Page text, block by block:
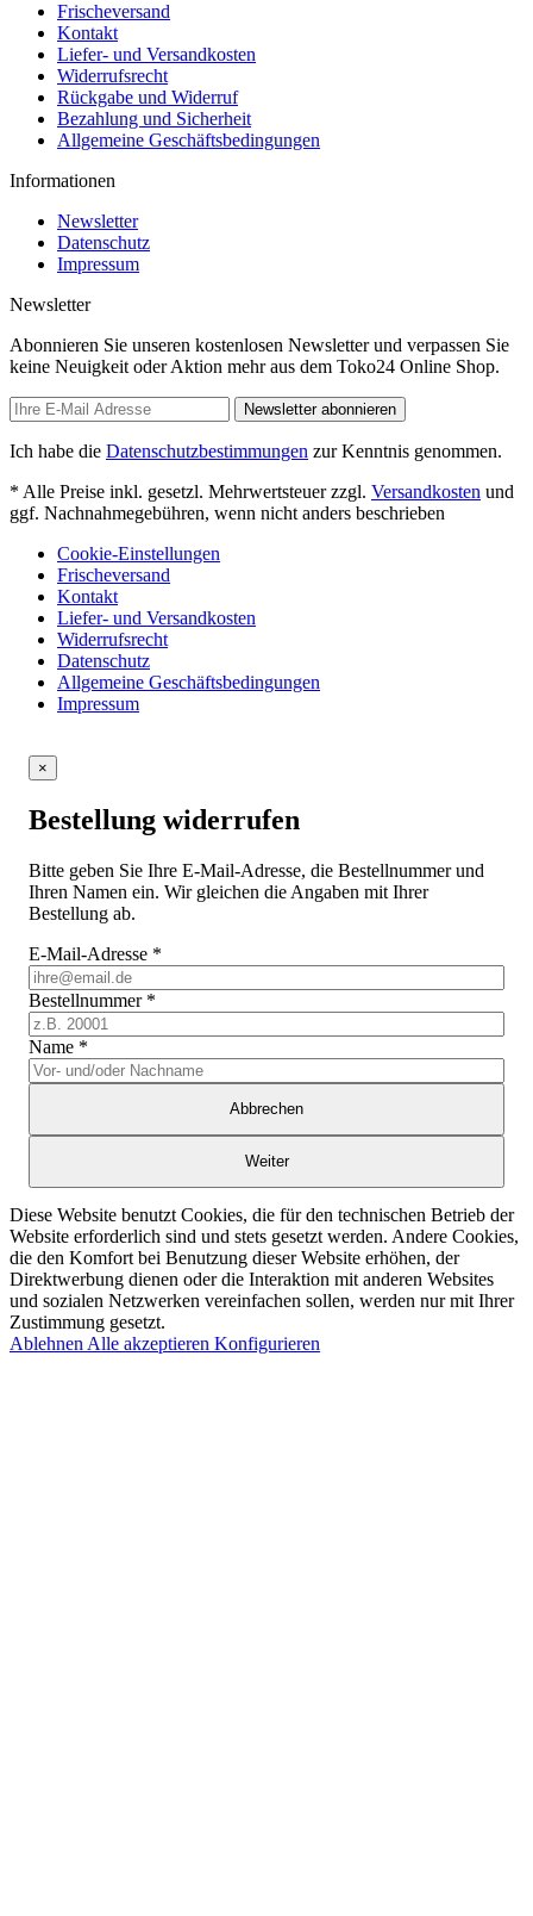
Frischeversand
Kontakt
Liefer- und Versandkosten
Widerrufsrecht
Rückgabe und Widerruf
Bezahlung und Sicherheit
Allgemeine Geschäftsbedingungen
Informationen
Newsletter
Datenschutz
Impressum
Newsletter
Abonnieren Sie unseren kostenlosen Newsletter und verpassen Sie
keine Neuigkeit oder Aktion mehr aus dem Toko24 Online Shop.
Newsletter abonnieren
Ich habe die Datenschutzbestimmungen zur Kenntnis genommen.
* Alle Preise inkl. gesetzl. Mehrwertsteuer zzgl. Versandkosten und
ggf. Nachnahmegebühren, wenn nicht anders beschrieben
Cookie-Einstellungen
Frischeversand
Kontakt
Liefer- und Versandkosten
Widerrufsrecht
Datenschutz
Allgemeine Geschäftsbedingungen
Impressum
×
Bestellung widerrufen
Bitte geben Sie Ihre E-Mail-Adresse, die Bestellnummer und
Ihren Namen ein. Wir gleichen die Angaben mit Ihrer
Bestellung ab.
E-Mail-Adresse *
Bestellnummer *
Name *
Abbrechen
Weiter
Diese Website benutzt Cookies, die für den technischen Betrieb der
Website erforderlich sind und stets gesetzt werden. Andere Cookies,
die den Komfort bei Benutzung dieser Website erhöhen, der
Direktwerbung dienen oder die Interaktion mit anderen Websites
und sozialen Netzwerken vereinfachen sollen, werden nur mit Ihrer
Zustimmung gesetzt.
Ablehnen Alle akzeptieren Konfigurieren